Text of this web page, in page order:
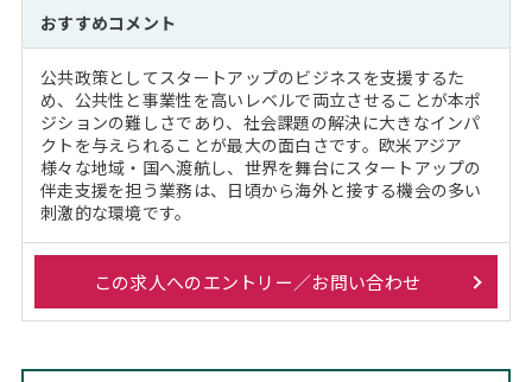
おすすめコメント
公共政策としてスタートアップのビジネスを支援するた
め、公共性と事業性を高いレベルで両立させることが本ポ
ジションの難しさであり、社会課題の解決に大きなインパ
クトを与えられることが最大の面白さです。欧米アジア
様々な地域・国へ渡航し、世界を舞台にスタートアップの
伴走支援を担う業務は、日頃から海外と接する機会の多い
刺激的な環境です。
この求人へのエントリー／お問い合わせ